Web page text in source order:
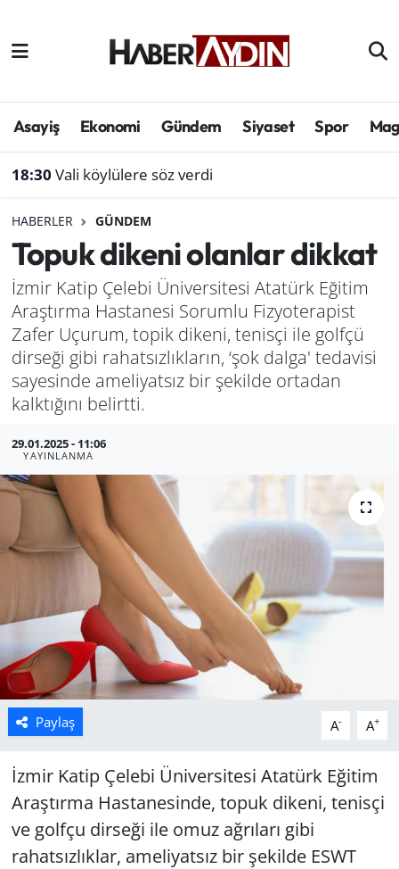
Asayiş Ekonomi Gündem Siyaset Spor
18:30 Vali köylülere söz verdi
HABERLER GÜNDEM
Topuk dikeni olanlar dikkat
İzmir Katip Çelebi Üniversitesi Atatürk Eğitim
Araştırma Hastanesi Sorumlu Fizyoterapist
Zafer Uçurum, topik dikeni, tenisçi ile golfçü
dirseği gibi rahatsızlıkların, ‘şok dalga' tedavisi
sayesinde ameliyatsız bir şekilde ortadan
kalktığını belirtti.
29.01.2025 - 11:06
YAYINLANMA
Paylaş A- A+
İzmir Katip Çelebi Üniversitesi Atatürk Eğitim
Araştırma Hastanesinde, topuk dikeni, tenisçi
ve golfçu dirseği ile omuz ağrıları gibi
rahatsızlıklar, ameliyatsız bir şekilde ESWT
Afyonkarahisar
Çevre
Genel
Haber
Izmir
Kütahya
Muğla
Politika
Uşak
Aydın Hava Durumu
Süper Lig Puan Durumu ve Fikstür
Son Dakika Haberleri
Haber Arşivi